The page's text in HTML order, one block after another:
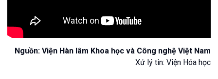
Nguồn: Viện Hàn lâm Khoa học và Công nghệ Việt Nam
Xử lý tin: Viện Hóa học